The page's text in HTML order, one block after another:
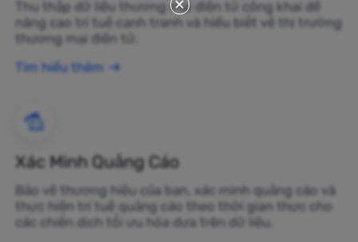
Thu thập dữ liệu thương mại điện tử công khai để
nâng cao trí tuệ cạnh tranh và hiểu biết về thị trường
thương mại điện tử.
Tìm hiểu thêm
Xác Minh Quảng Cáo
Bảo vệ thương hiệu của bạn, xác minh quảng cáo và
thực hiện trí tuệ quảng cáo theo thời gian thực cho
các chiến dịch tối ưu hóa dựa trên dữ liệu.